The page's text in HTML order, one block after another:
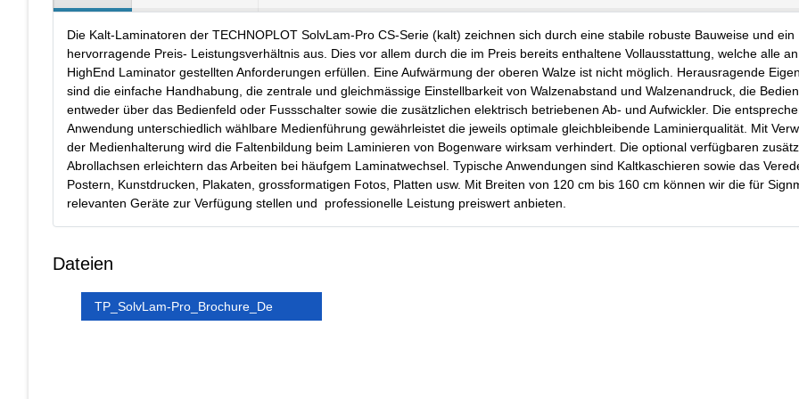
Die Kalt-Laminatoren der TECHNOPLOT SolvLam-Pro CS-Serie (kalt) zeichnen sich durch eine stabile robuste Bauweise und ein
hervorragende Preis- Leistungsverhältnis aus. Dies vor allem durch die im Preis bereits enthaltene Vollausstattung, welche alle
HighEnd Laminator gestellten Anforderungen erfüllen. Eine Aufwärmung der oberen Walze ist nicht möglich. Herausragende
sind die einfache Handhabung, die zentrale und gleichmässige Einstellbarkeit von Walzenabstand und Walzenandruck, die
entweder über das Bedienfeld oder Fussschalter sowie die zusätzlichen elektrisch betriebenen Ab- und Aufwickler. Die
Anwendung unterschiedlich wählbare Medienführung gewährleistet die jeweils optimale gleichbleibende Laminierqualität. Mit
der Medienhalterung wird die Faltenbildung beim Laminieren von Bogenware wirksam verhindert. Die optional verfügbaren
Abrollachsen erleichtern das Arbeiten bei häufgem Laminatwechsel. Typische Anwendungen sind Kaltkaschieren sowie das
Postern, Kunstdrucken, Plakaten, grossformatigen Fotos, Platten usw. Mit Breiten von 120 cm bis 160 cm können wir die für
relevanten Geräte zur Verfügung stellen und professionelle Leistung preiswert anbieten.
Dateien
TP_SolvLam-Pro_Brochure_De